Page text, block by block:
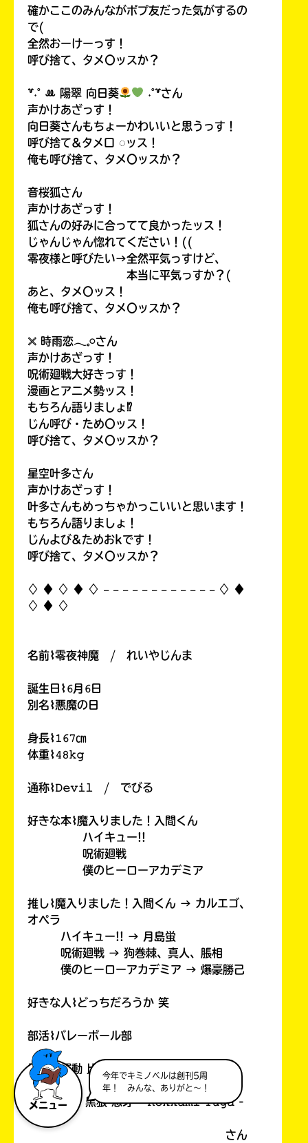
メニュー
今年でキミノベルは創刊5周
年！ みんな、ありがと～！
確かここのみんながポプ友だった気がするの
で(
全然おーけーっす！
呼び捨て、タメ〇ッスか？
꒷˖˚ ꔛ‬ 陽翠 向日葵
˖˚꒷さん
声かけあざっす！
向日葵さんもちょーかわいいと思うっす！
呼び捨て&タメ口 ◌ッス！
俺も呼び捨て、タメ〇ッスか？
音桜狐さん
声かけあざっす！
狐さんの好みに合ってて良かったッス！
じゃんじゃん惚れてください！((
零夜様と呼びたい→全然平気っすけど、
本当に平気っすか？(
あと、タメ〇ッス！
俺も呼び捨て、タメ〇ッスか？
𓏴 時雨恋𓂃𓈒𓏸さん
声かけあざっす！
呪術廻戦大好きっす！
漫画とアニメ勢ッス！
もちろん語りましょ⁉
じん呼び・ため〇ッス！
呼び捨て、タメ〇ッスか？
星空叶多さん
声かけあざっす！
叶多さんもめっちゃかっこいいと思います！
もちろん語りましょ！
じんよび&ためおkです！
呼び捨て、タメ〇ッスか？
♢ ♦︎ ♢ ♦︎ ♢ 𓐄 𓐄 𓐄 𓐄 𓐄 𓐄 𓐄 𓐄 𓐄 𓐄 𓐄 𓐄 ♢ ♦︎
♢ ♦︎ ♢
名前⌇零夜神魔 / れいやじんま
誕生日⌇𝟼月𝟼日
別名⌇悪魔の日
身長⌇𝟷𝟼𝟽㎝
体重⌇𝟺𝟾𝚔𝚐
通称⌇𝙳𝚎𝚟𝚒𝚕 / でびる
好きな本⌇魔入りました！入間くん
ハイキュー!!
呪術廻戦
僕のヒーローアカデミア
推し⌇魔入りました！入間くん → カルエゴ、
オペラ
ハイキュー!! → 月島蛍
呪術廻戦 → 狗巻棘、真人、脹相
僕のヒーローアカデミア → 爆豪勝己
好きな人⌇どっちだろうか 笑
部活⌇バレーボール部
勉強：運動 比率⌇𝟹：𝟽 ＝ バカ(
# ︎┊︎
⸝꙳ 黒狼 悠牙 - 𝙺𝚘𝚔𝚔𝚊𝚖𝚒 𝚈𝚞𝚐𝚊 -
さん